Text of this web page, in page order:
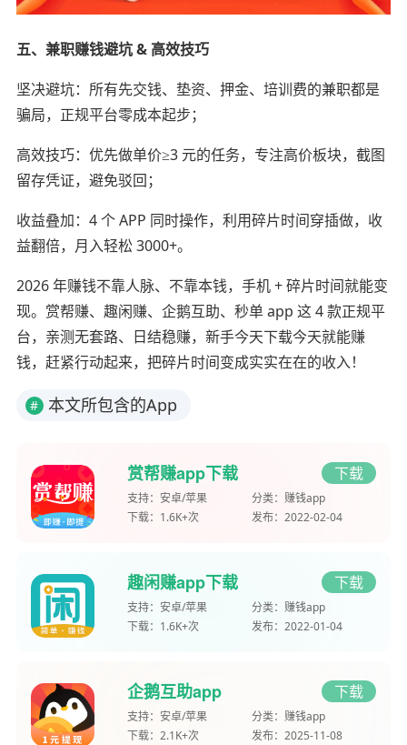
五、兼职赚钱避坑 & 高效技巧
坚决避坑：所有先交钱、垫资、押金、培训费的兼职都是
骗局，正规平台零成本起步；
高效技巧：优先做单价≥3 元的任务，专注高价板块，截图
留存凭证，避免驳回；
收益叠加：4 个 APP 同时操作，利用碎片时间穿插做，收
益翻倍，月入轻松 3000+。
2026 年赚钱不靠人脉、不靠本钱，手机 + 碎片时间就能变
现。赏帮赚、趣闲赚、企鹅互助、秒单 app 这 4 款正规平
台，亲测无套路、日结稳赚，新手今天下载今天就能赚
钱，赶紧行动起来，把碎片时间变成实实在在的收入！
# 本文所包含的App
赏帮赚app下载 下载
支持： 安卓/苹果 分类： 赚钱app
下载： 1.6K+次 发布： 2022-02-04
趣闲赚app下载 下载
支持： 安卓/苹果 分类： 赚钱app
下载： 1.6K+次 发布： 2022-01-04
企鹅互助app 下载
支持： 安卓/苹果 分类： 赚钱app
下载： 2.1K+次 发布： 2025-11-08